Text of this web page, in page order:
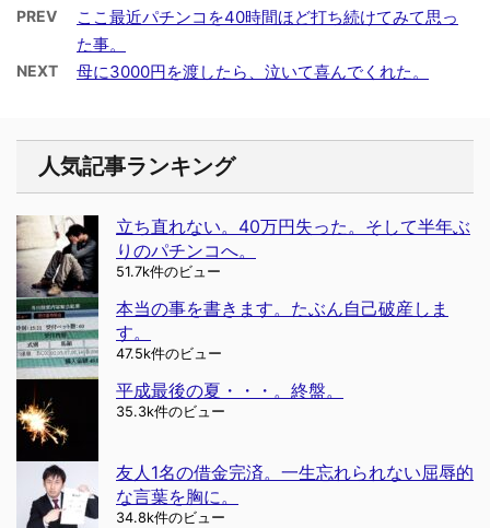
PREV
ここ最近パチンコを40時間ほど打ち続けてみて思っ
た事。
NEXT 母に3000円を渡したら、泣いて喜んでくれた。
人気記事ランキング
立ち直れない。40万円失った。そして半年ぶ
りのパチンコへ。
51.7k件のビュー
本当の事を書きます。たぶん自己破産しま
す。
47.5k件のビュー
平成最後の夏・・・。終盤。
35.3k件のビュー
友人1名の借金完済。一生忘れられない屈辱的
な言葉を胸に。
34.8k件のビュー